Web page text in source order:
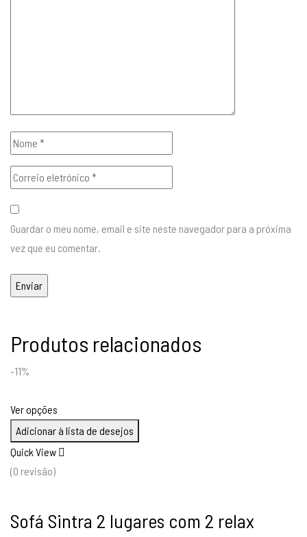
Guardar o meu nome, email e site neste navegador para a próxima
vez que eu comentar.
Produtos relacionados
-11%
Ver opções
Adicionar à lista de desejos
Quick View
(0 revisão)
Sofá Sintra 2 lugares com 2 relax